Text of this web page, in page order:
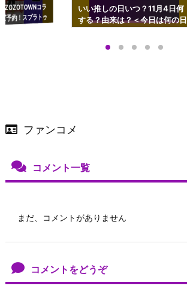
コラ
予約！スプラトゥ
ップも渋谷Hz
いい推しの日いつ？11月4日何
する？由来は？＜今日は何の日
ファンコメ
コメント一覧
まだ、コメントがありません
コメントをどうぞ